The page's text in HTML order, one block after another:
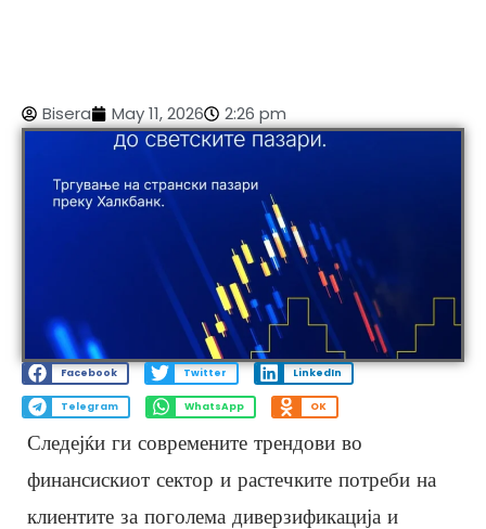
Bisera May 11, 2026 2:26 pm
Facebook Twitter LinkedIn
Telegram WhatsApp OK
Следејќи ги современите трендови во
финансискиот сектор и растечките потреби на
клиентите за поголема диверзификација и